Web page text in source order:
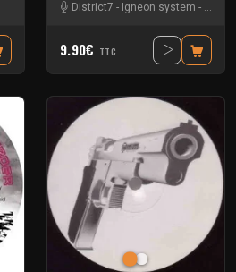
District7 - Igneon system -
9.90€ TTC